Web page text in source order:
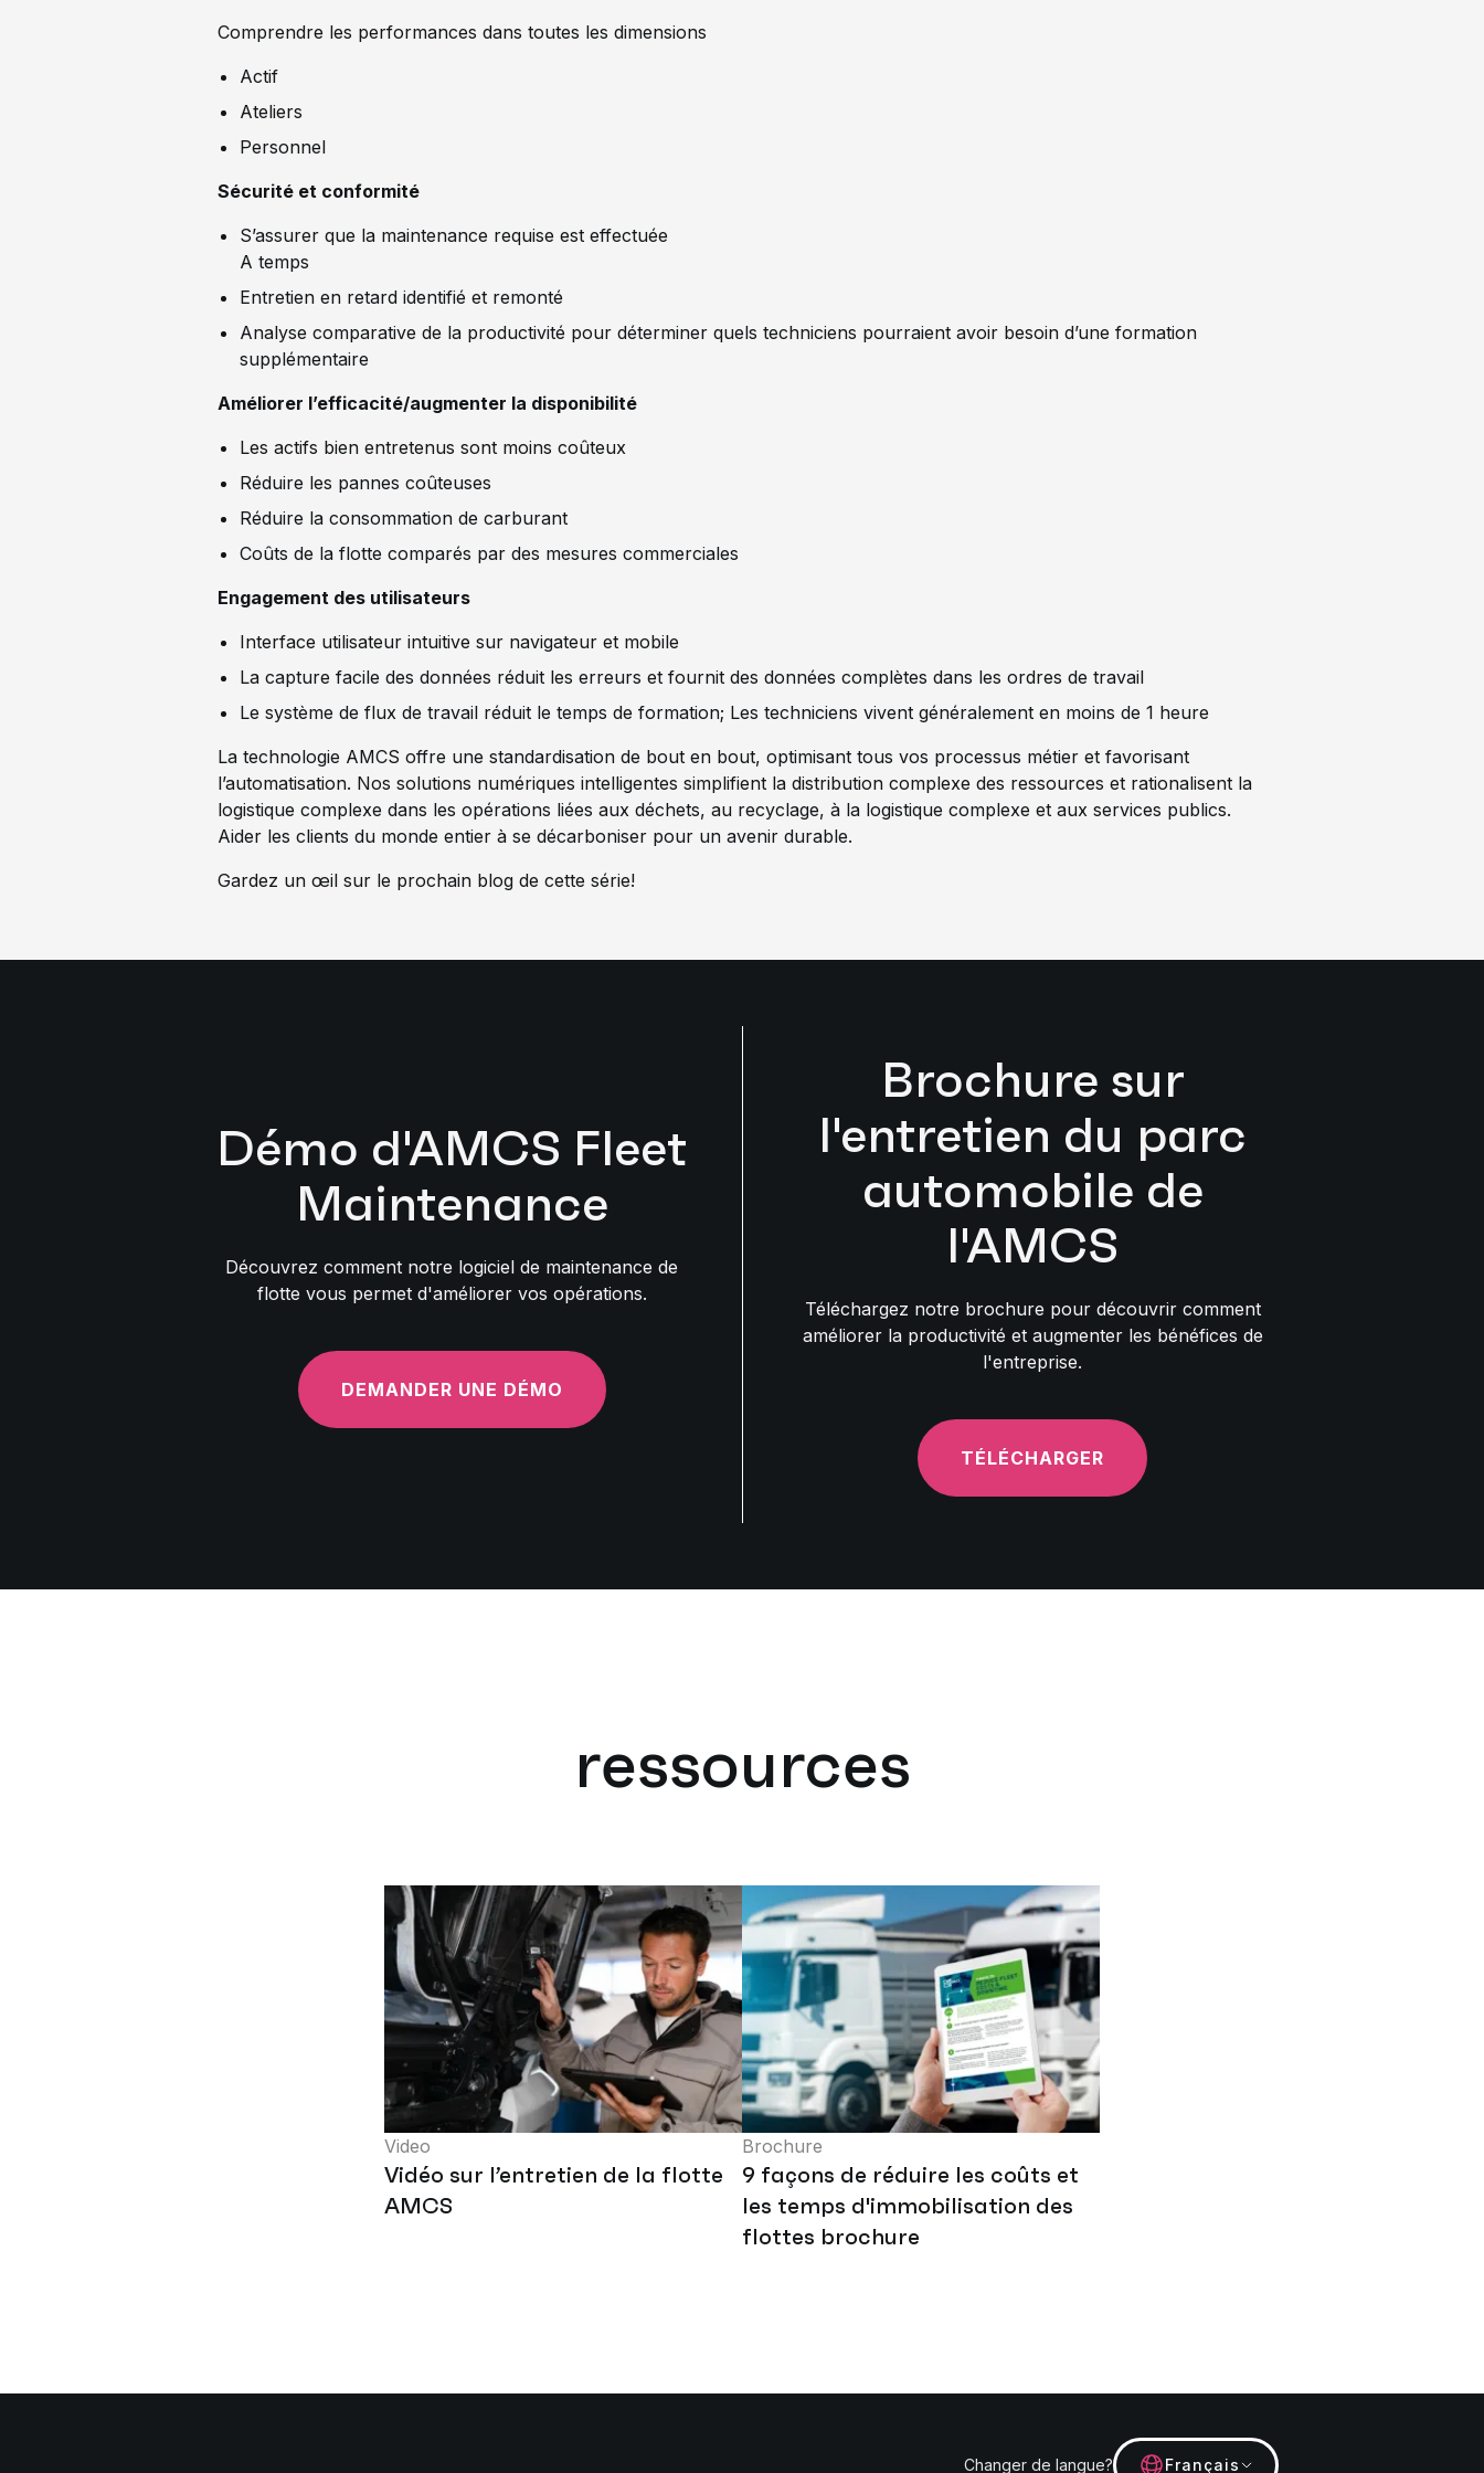
Comprendre les performances dans toutes les dimensions
Actif
Ateliers
Personnel
Sécurité et conformité
S’assurer que la maintenance requise est effectuée
A temps
Entretien en retard identifié et remonté
Analyse comparative de la productivité pour déterminer quels techniciens pourraient avoir besoin d’une formation
supplémentaire
Améliorer l’efficacité/augmenter la disponibilité
Les actifs bien entretenus sont moins coûteux
Réduire les pannes coûteuses
Réduire la consommation de carburant
Coûts de la flotte comparés par des mesures commerciales
Engagement des utilisateurs
Interface utilisateur intuitive sur navigateur et mobile
La capture facile des données réduit les erreurs et fournit des données complètes dans les ordres de travail
Le système de flux de travail réduit le temps de formation; Les techniciens vivent généralement en moins de 1 heure
La technologie AMCS offre une standardisation de bout en bout, optimisant tous vos processus métier et favorisant
l’automatisation. Nos solutions numériques intelligentes simplifient la distribution complexe des ressources et rationalisent la
logistique complexe dans les opérations liées aux déchets, au recyclage, à la logistique complexe et aux services publics.
Aider les clients du monde entier à se décarboniser pour un avenir durable.
Gardez un œil sur le prochain blog de cette série!
Démo d'AMCS Fleet
Maintenance
Découvrez comment notre logiciel de maintenance de
flotte vous permet d'améliorer vos opérations.
DEMANDER UNE DÉMO
Brochure sur
l'entretien du parc
automobile de
l'AMCS
Téléchargez notre brochure pour découvrir comment
améliorer la productivité et augmenter les bénéfices de
l'entreprise.
TÉLÉCHARGER
ressources
Video
Vidéo sur l’entretien de la flotte
AMCS
Brochure
9 façons de réduire les coûts et
les temps d'immobilisation des
flottes brochure
Changer de langue? Français